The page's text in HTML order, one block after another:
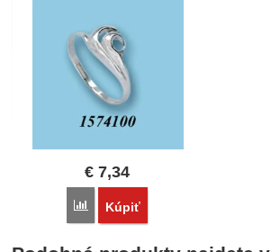
€ 7,34
Porovnať
Kúpiť